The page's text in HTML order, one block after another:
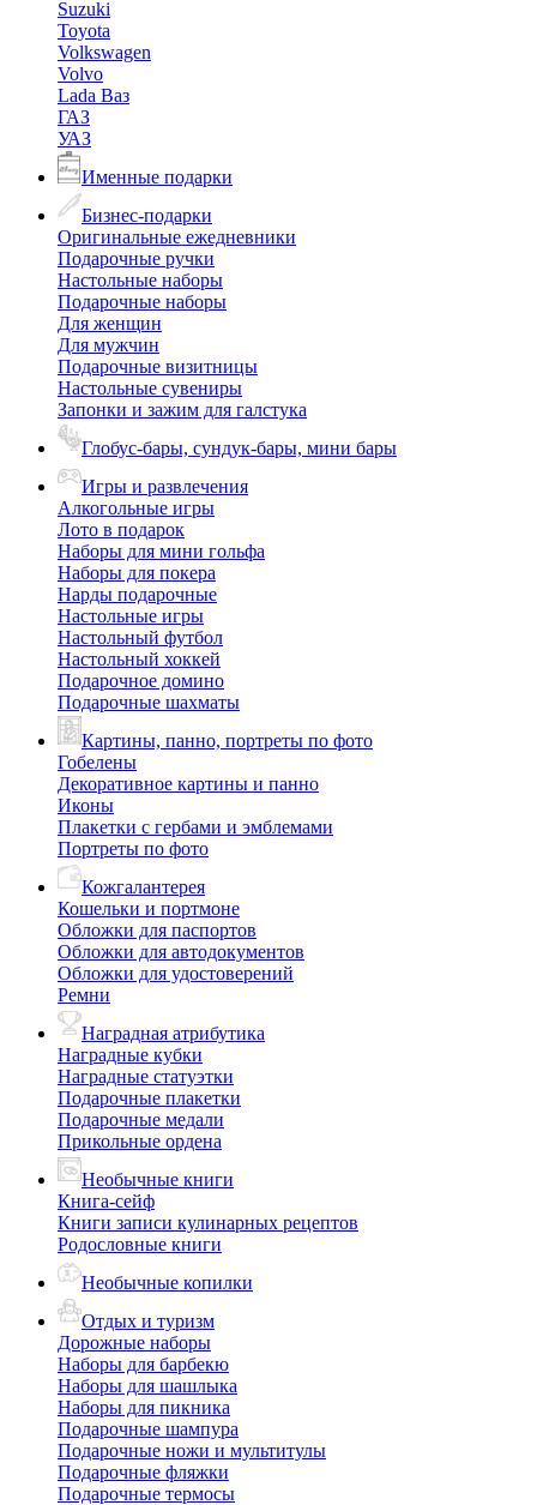
Suzuki
Toyota
Volkswagen
Volvo
Lada Ваз
ГАЗ
УАЗ
Именные подарки
Бизнес-подарки
Оригинальные ежедневники
Подарочные ручки
Настольные наборы
Подарочные наборы
Для женщин
Для мужчин
Подарочные визитницы
Настольные сувениры
Запонки и зажим для галстука
Глобус-бары, сундук-бары, мини бары
Игры и развлечения
Алкогольные игры
Лото в подарок
Наборы для мини гольфа
Наборы для покера
Нарды подарочные
Настольные игры
Настольный футбол
Настольный хоккей
Подарочное домино
Подарочные шахматы
Картины, панно, портреты по фото
Гобелены
Декоративное картины и панно
Иконы
Плакетки с гербами и эмблемами
Портреты по фото
Кожгалантерея
Кошельки и портмоне
Обложки для паспортов
Обложки для автодокументов
Обложки для удостоверений
Ремни
Наградная атрибутика
Наградные кубки
Наградные статуэтки
Подарочные плакетки
Подарочные медали
Прикольные ордена
Необычные книги
Книга-сейф
Книги записи кулинарных рецептов
Родословные книги
Необычные копилки
Отдых и туризм
Дорожные наборы
Наборы для барбекю
Наборы для шашлыка
Наборы для пикника
Подарочные шампура
Подарочные ножи и мультитулы
Подарочные фляжки
Подарочные термосы